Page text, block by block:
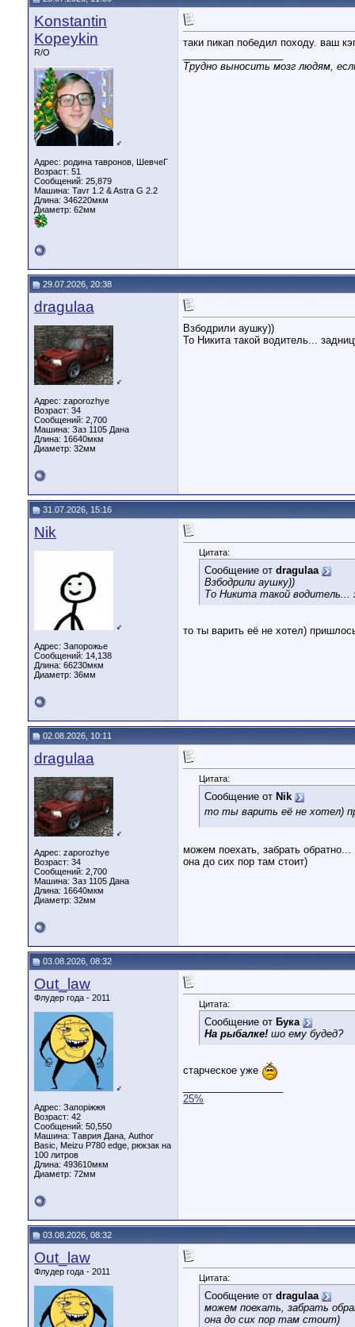
Konstantin
Kopeykin
R/O
♂
Адрес: родина тавронов, ШевчеГ
Возраст: 51
Сообщений: 25,879
Машина: Tavr 1.2 & Astra G 2.2
Длина: 346220мкм
Диаметр: 62мм
таки пикап победил походу. ваш
Трудно выносить мозг людям,
29.07.2026, 20:38
dragulaa
♂
Адрес: zaporozhye
Возраст: 34
Сообщений: 2,700
Машина: Заз 1105 Дана
Длина: 16640мкм
Диаметр: 32мм
Взбодрили аушку))
То Никита такой водитель...
31.07.2026, 15:16
Nik
♂
Адрес: Запорожье
Сообщений: 14,138
Длина: 66230мкм
Диаметр: 36мм
Цитата:
Сообщение от dragulaa
Взбодрили аушку))
То Никита такой водитель...
то ты варить её не хотел)
02.08.2026, 10:11
dragulaa
♂
Адрес: zaporozhye
Возраст: 34
Сообщений: 2,700
Машина: Заз 1105 Дана
Длина: 16640мкм
Диаметр: 32мм
Цитата:
Сообщение от Nik
то ты варить её не хотел)
можем поехать, забрать обратно...
она до сих пор там стоит)
03.08.2026, 08:32
Out_law
Флудер года - 2011
♂
Адрес: Запоріжжя
Возраст: 42
Сообщений: 50,550
Машина: Таврия Дана, Author
Basic, Meizu P780 edge, рюкзак на
100 литров
Длина: 493610мкм
Диаметр: 72мм
Цитата:
Сообщение от Бука
На рыбалке! шо ему будед?
старческое уже
25%
03.08.2026, 08:32
Out_law
Флудер года - 2011
Цитата:
Сообщение от dragulaa
можем поехать, забрать
она до сих пор там стоит)